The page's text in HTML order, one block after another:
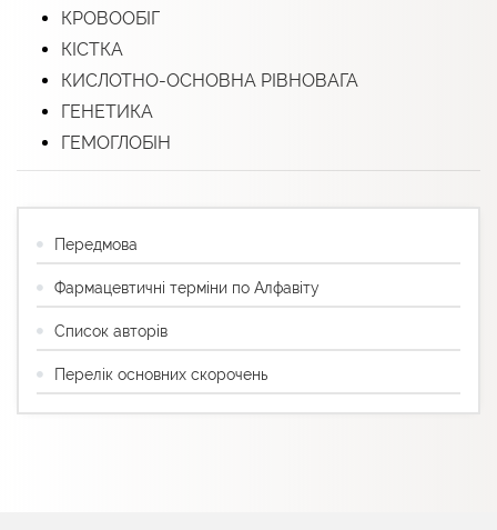
КРОВООБІГ
КІСТКА
КИСЛОТНО-ОСНОВНА РІВНОВАГА
ГЕНЕТИКА
ГЕМОГЛОБІН
Передмова
Фармацевтичні терміни по Алфавіту
Список авторів
Перелік основних скорочень